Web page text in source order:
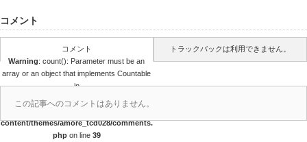
コメント
コメント
Warning: count(): Parameter must be an
array or an object that implements Countable
in
/home/papalagi/papalagiguam.com/public
_html/wp/wp-
content/themes/amore_tcd028/comments.
php on line 39
トラックバックは利用できません。
この記事へのコメントはありません。